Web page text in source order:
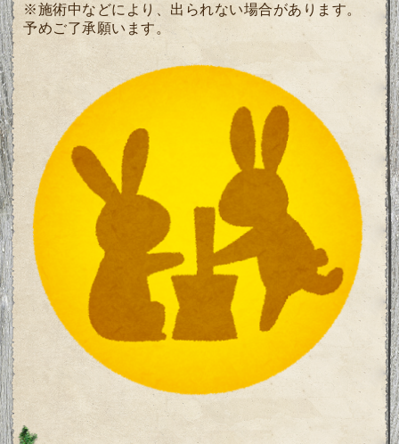
※施術中などにより、出られない場合があります。
予めご了承願います。